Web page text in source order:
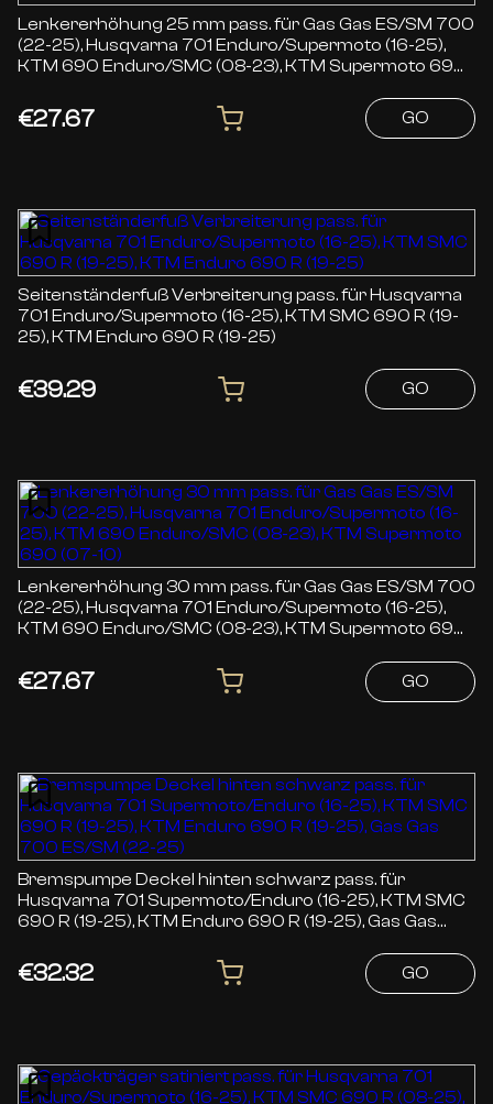
Lenkererhöhung 25 mm pass. für Gas Gas ES/SM 700
(22-25), Husqvarna 701 Enduro/Supermoto (16-25),
KTM 690 Enduro/SMC (08-23), KTM Supermoto 690
€27.67 GO
Seitenständerfuß Verbreiterung pass. für Husqvarna
701 Enduro/Supermoto (16-25), KTM SMC 690 R (19-
25), KTM Enduro 690 R (19-25)
€39.29 GO
Lenkererhöhung 30 mm pass. für Gas Gas ES/SM 700
(22-25), Husqvarna 701 Enduro/Supermoto (16-25),
KTM 690 Enduro/SMC (08-23), KTM Supermoto 690
€27.67 GO
Bremspumpe Deckel hinten schwarz pass. für
Husqvarna 701 Supermoto/Enduro (16-25), KTM SMC
690 R (19-25), KTM Enduro 690 R (19-25), Gas Gas
€32.32 GO